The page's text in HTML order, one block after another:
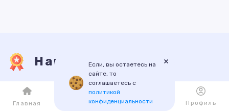
Наши услуги
ПРОДАЖА АРЕНДА НОВОСТРОЙКИ ИПОТЕКА
Если, вы остаетесь на
сайте, то
соглашаетесь с
политикой
конфиденциальности
×
Главная Каталог Избранное Профиль